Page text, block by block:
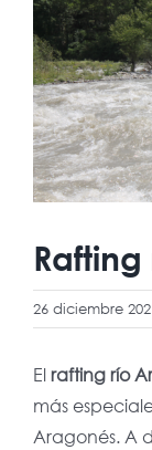
más
grande
26 diciembre
Elrafting río
más
Aragonés. A